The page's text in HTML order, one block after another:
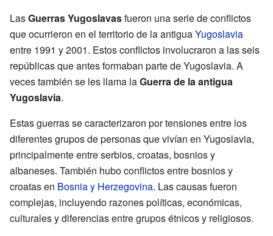
LasGuerras Yugoslavasfueron una serie de conflictos
que ocurrieron en el territorio de la antiguaYugoslavia
entre 1991 y 2001. Estos conflictos involucraron a las seis
repúblicas que antes formaban parte de Yugoslavia. A
veces también se les llama laGuerra de la antigua
Yugoslavia.
Estas guerras se caracterizaron por tensiones entre los
diferentes grupos de personas que vivían en Yugoslavia,
principalmente entre serbios, croatas, bosnios y
albaneses. También hubo conflictos entre bosnios y
croatas en Bosnia y Herzegovina. Las causas fueron
complejas, incluyendo razones políticas, económicas,
culturales y diferencias entre grupos étnicos y religiosos.